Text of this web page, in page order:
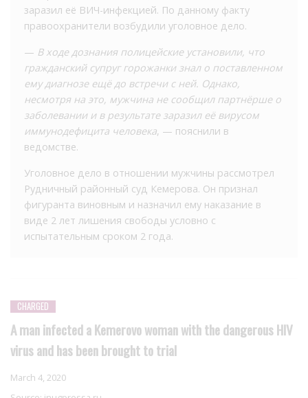
заразил её ВИЧ-инфекцией. По данному факту
правоохранители возбудили уголовное дело.
— В ходе дознания полицейские установили, что
гражданский супруг горожанки знал о поставленном
ему диагнозе ещё до встречи с ней. Однако,
несмотря на это, мужчина не сообщил партнёрше о
заболевании и в результате заразил её вирусом
иммунодефицита человека, — пояснили в
ведомстве.
Уголовное дело в отношении мужчины рассмотрел
Рудничный районный суд Кемерова. Он признал
фигуранта виновным и назначил ему наказание в
виде 2 лет лишения свободы условно с
испытательным сроком 2 года.
CHARGED
A man infected a Kemerovo woman with the dangerous HIV
virus and has been brought to trial
March 4, 2020